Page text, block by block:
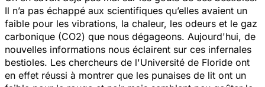
Il n’a pas échappé aux scientifiques qu’elles avaient un
faible pour les vibrations, la chaleur, les odeurs et le gaz
carbonique (CO2) que nous dégageons. Aujourd'hui, de
nouvelles informations nous éclairent sur ces infernales
bestioles. Les chercheurs de l'Université de Floride ont
en effet réussi à montrer que les punaises de lit ont un